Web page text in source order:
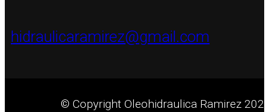
hidraulicaramirez@gmail.com
© Copyright Oleohidraulica Ramirez